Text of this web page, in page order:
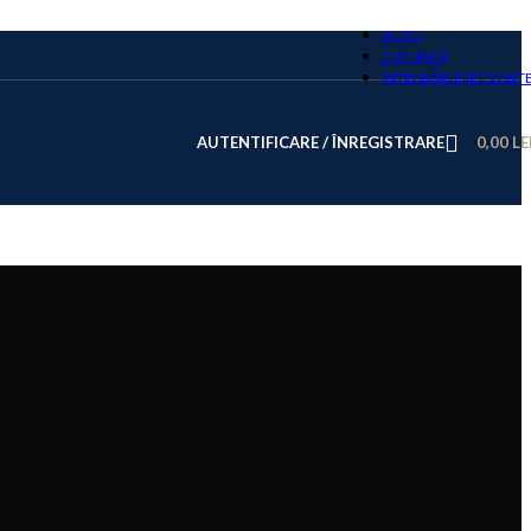
BLOG
CONTACT
ÎNTREBĂRI
AUTENTIFICARE / ÎNREGISTRARE 0,00